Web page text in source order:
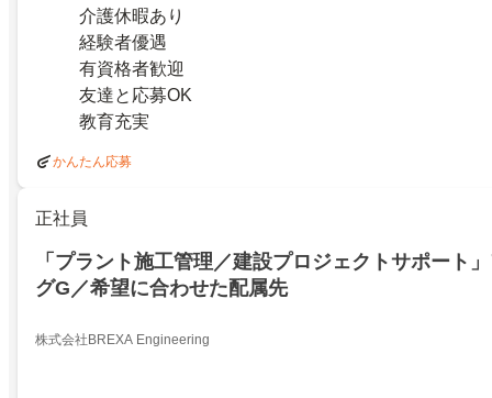
介護休暇あり
経験者優遇
有資格者歓迎
友達と応募OK
教育充実
かんたん応募
正社員
「プラント施工管理／建設プロジェクトサポート
グG／希望に合わせた配属先
株式会社BREXA Engineering